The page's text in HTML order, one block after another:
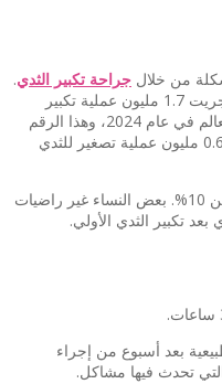
من خلال جراحة تكبير الثدي.
، أُجريت 1.7 مليون عملية تكبير
للثدي و0.9 مليون عملية شد للثدي حول العالم في عام 2024، وهذا الرقم
في ازدياد مستمر. ومن المثير للاهتمام أن 0.6 مليون عملية تصغير للثدي
أقل من 10%. بعض النساء غير راضيات
تكبير الثدي الأولي.
بعد أسبوع من إجراء
التي تحدث فيها مشاكل.